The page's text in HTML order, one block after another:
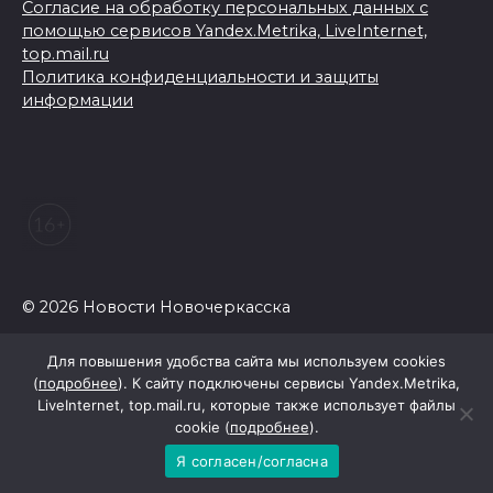
Согласие на обработку персональных данных с
помощью сервисов Yandex.Metrika, LiveInternet,
top.mail.ru
Политика конфиденциальности и защиты
информации
© 2026 Новости Новочеркасска
Для повышения удобства сайта мы используем cookies
(подробнее). К сайту подключены сервисы Yandex.Metrika,
LiveInternet, top.mail.ru, которые также использует файлы
cookie (подробнее).
Я согласен/согласна